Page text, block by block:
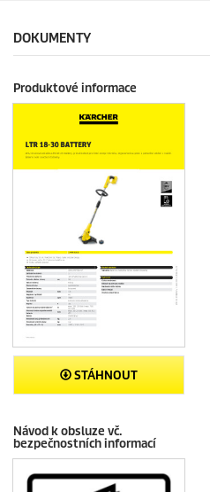
6
r
c
e
z
í
DOKUMENTY
Produktové informace
STÁHNOUT
Návod k obsluze vč.
bezpečnostních informací